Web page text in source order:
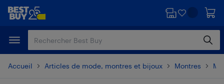
Passer
principal
Passer
Accueil Articles de mode, montres et bijoux Montres